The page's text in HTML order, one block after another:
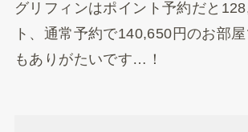
グリフィンはポイント予約だと
ト、通常予約で140,650円のお部
もありがたいです…！